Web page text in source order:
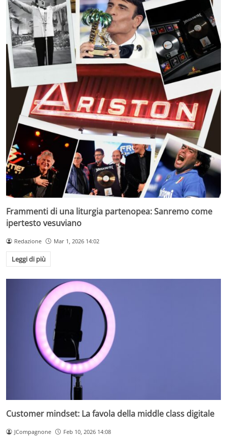
Frammenti di una liturgia partenopea: Sanremo come
ipertesto vesuviano
Redazione Mar 1, 2026 14:02
Leggi di più
Customer mindset: La favola della middle class digitale
JCompagnone Feb 10, 2026 14:08